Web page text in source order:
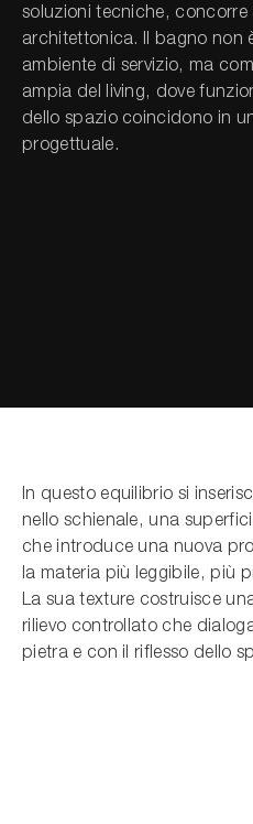
soluzioni tecniche, concorre
architettonica. Il bagno non
ambiente di servizio, ma
ampia del living, dove
dello spazio coincidono in
progettuale.
In questo equilibrio si
nello schienale, una
che introduce una nuova
la materia più leggibile, più
La sua texture costruisce
rilievo controllato che
pietra e con il riflesso dello